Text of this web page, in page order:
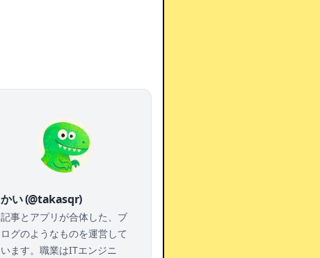
かい (@takasqr)
記事とアプリが合体した、ブ
ログのようなものを運営して
います。職業はITエンジニ